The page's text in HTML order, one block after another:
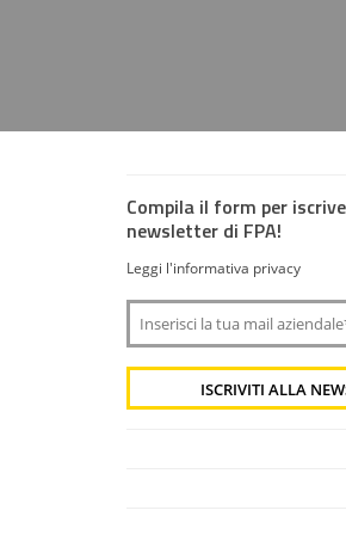
Compila il form per
newsletter di FPA!
Leggi l'informativa privacy